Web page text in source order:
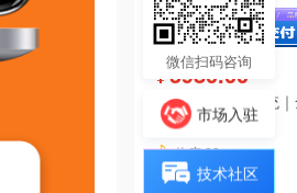
¥ 3980.00
智能轮询支付系统
源码
热度 23
微信扫码咨询
市场入驻
技术社区